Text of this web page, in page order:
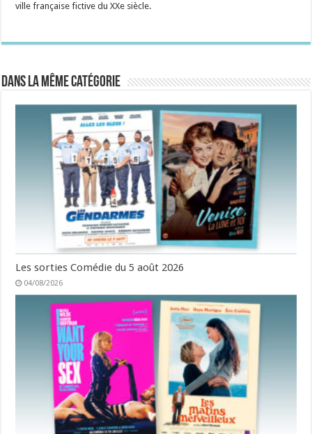
ville française fictive du XXe siècle.
Dans la même catégorie
Les sorties Comédie du 5 août 2026
04/08/2026